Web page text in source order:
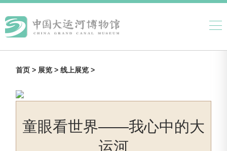
首页 > 展览 >线上展览 >
童眼看世界——我心中的大
运河